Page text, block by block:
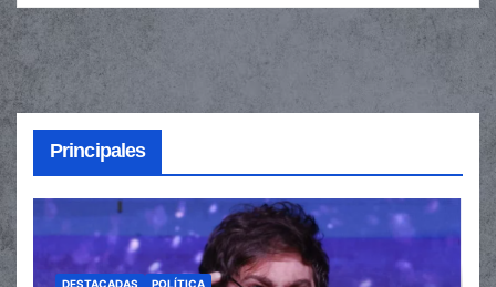
Principales
DESTACADAS POLÍTICA